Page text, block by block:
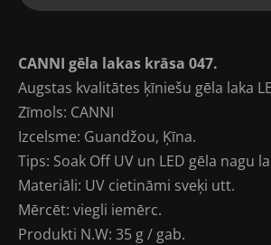
CANNI gēla lakas krāsa 047.
Augstas kvalitātes ķīniešu gēla laka
Zīmols: CANNI
Izcelsme: Guandžou, Ķīna.
Tips: Soak Off UV un LED gēla nagu
Materiāli: UV cietināmi sveķi utt.
Mērcēt: viegli iemērc.
Produkti N.W: 35 g / gab.